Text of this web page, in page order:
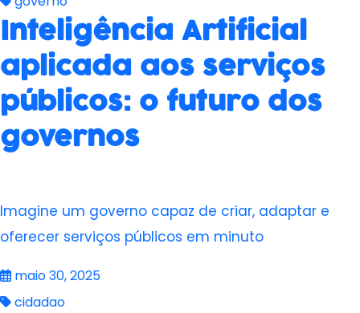
Inteligência Artificial
aplicada aos serviços
públicos: o futuro dos
governos
Imagine um governo capaz de criar, adaptar e
oferecer serviços públicos em minuto
maio 30, 2025
cidadao